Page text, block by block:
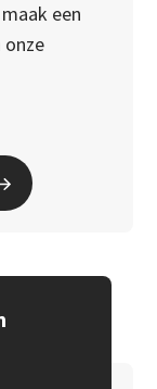
een
onze